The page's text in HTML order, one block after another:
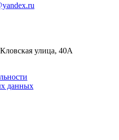
улица, 40А
данных